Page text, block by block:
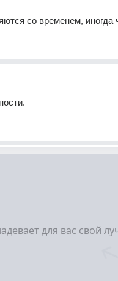
со временем, иногда